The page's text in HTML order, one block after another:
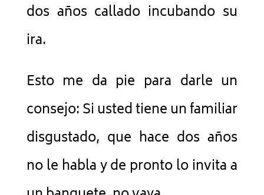
dos años callado incubando su
ira.
Esto me da pie para darle un
consejo: Si usted tiene un familiar
disgustado, que hace dos años
no le habla y de pronto lo invita a